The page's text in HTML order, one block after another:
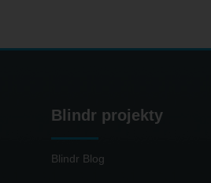
Blindr projekty
Blindr Blog